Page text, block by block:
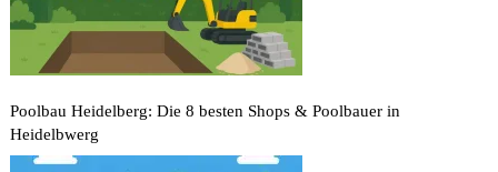
Poolbau Heidelberg: Die 8 besten Shops & Poolbauer in
Heidelbwerg